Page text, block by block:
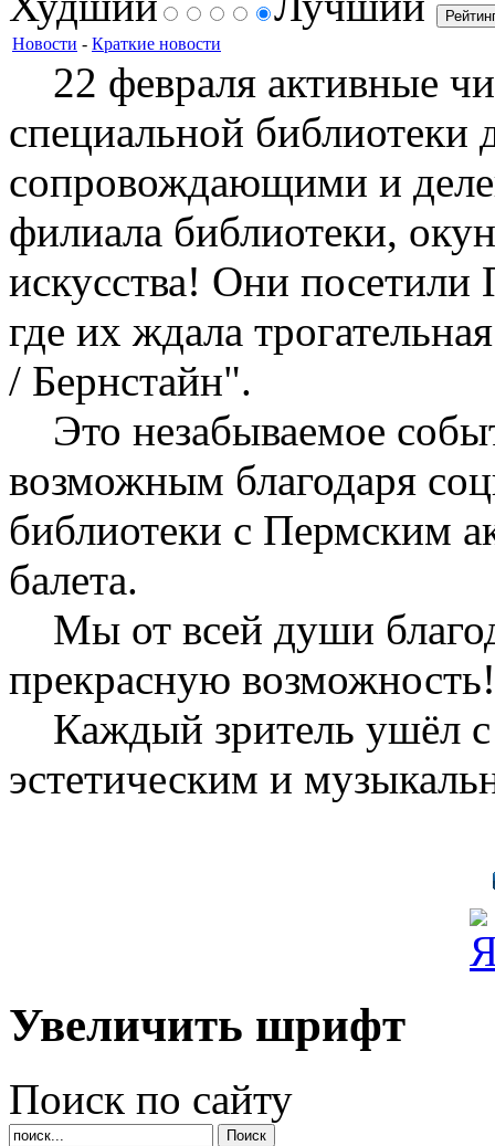
Новости - Краткие новости
22 февраля активные
специальной библиотеки
сопровождающими и
филиала библиотеки,
искусства! Они посетили
где их ждала
/ Бернстайн".
Это незабываемое
возможным благодаря
библиотеки с Пермским
балета.
Мы от всей души
прекрасную возможность!
Каждый зритель ушёл с
эстетическим и
Увеличить шрифт
Поиск по сайту